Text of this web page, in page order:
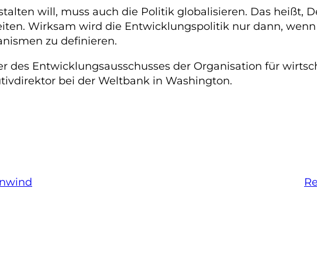
will, muss auch die Politik globalisieren. Das heißt,
Wirksam wird die Entwicklungspolitik nur dann,
zu definieren.
des Entwicklungsausschusses der Organisation für
bei der Weltbank in Washington.